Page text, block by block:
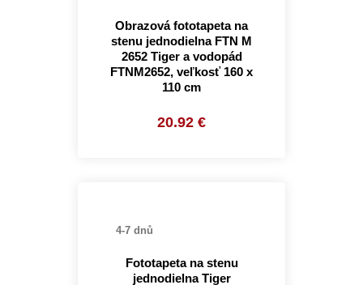
Obrazová fototapeta na
stenu jednodielna FTN M
2652 Tiger a vodopád
FTNM2652, veľkosť 160 x
110 cm
20.92 €
4-7 dnů
Fototapeta na stenu
jednodielna Tiger